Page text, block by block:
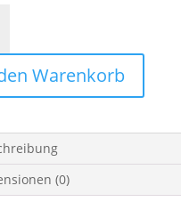
Warenkorb
(0)